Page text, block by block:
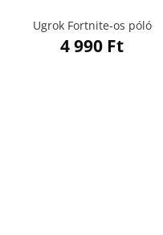
Ugrok Fortnite-os póló
4 990 Ft